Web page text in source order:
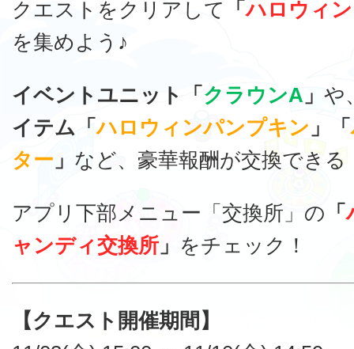
クエストをクリアして 「ハロウィ
を集めよう♪
イベントユニット「 クラウンA 」 や
イテム「ハロウィンパンプキン 」「
ター 」 など、豪華報酬が交換できる
アプリ下部メニュー「交換所」の 「
ャンディ交換所 」 をチェック！
【クエスト開催期間】